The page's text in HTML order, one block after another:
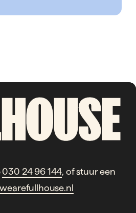
030 24 96 144, of stuur een